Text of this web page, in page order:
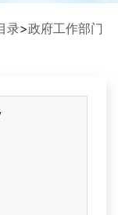
录>政府工作部门